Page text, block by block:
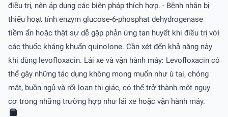
điều trị, nên áp dụng các biện pháp thích hợp. - Bệnh nhân bị
thiếu hoạt tính enzym glucose-6-phosphat dehydrogenase
tiềm ẩn hoặc thật sự dễ gặp phản ứng tan huyết khi điều trị với
các thuốc kháng khuẩn quinolone. Cần xét đến khả năng này
khi dùng levofloxacin. Lái xe và vận hành máy: Levofloxacin có
thể gây những tác dụng không mong muốn như ù tai, chóng
mặt, buồn ngủ và rối loạn thị giác, có thể trở thành một nguy
cơ trong những trường hợp như lái xe hoặc vận hành máy.